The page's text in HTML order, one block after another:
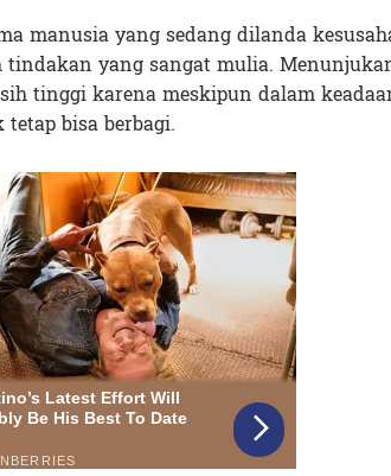
manusia yang sedang dilanda
tindakan yang sangat mulia.
tinggi karena meskipun dalam
bisa berbagi.